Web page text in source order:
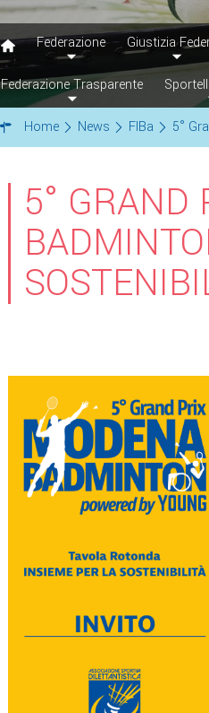
Federazione Giustizia
Federazione Trasparente
Home News FIBa 5°
5° GRAND